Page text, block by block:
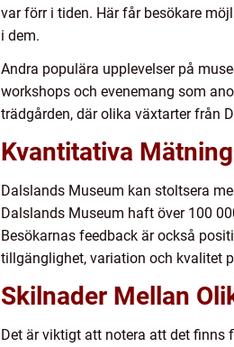
var förr i tiden. Här får besökare
i dem.
Andra populära upplevelser på
workshops och evenemang som
trädgården, där olika växtarter från
Kvantitativa
Dalslands Museum kan stoltsera
Dalslands Museum haft över 100
Besökarnas feedback är också
tillgänglighet, variation och kvalitet
Skilnader Mellan
Det är viktigt att notera att det finns